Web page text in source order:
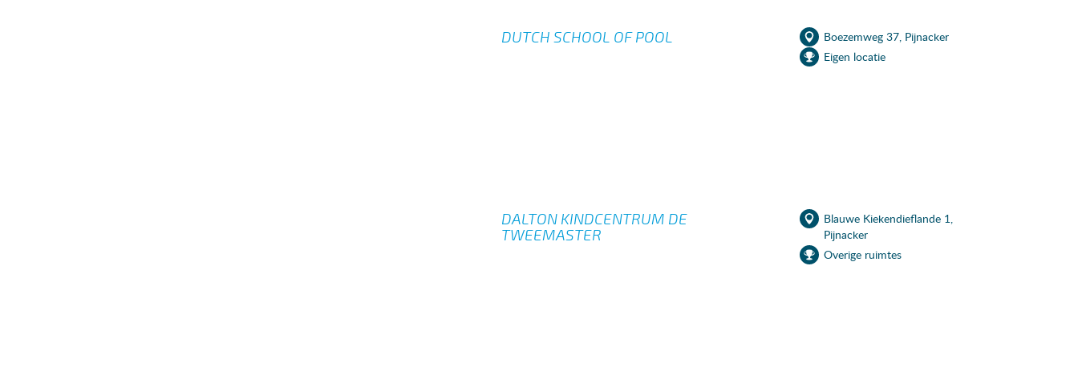
DUTCH SCHOOL OF POOL
Boezemweg 37, Pijnacker
Eigen locatie
DALTON KINDCENTRUM DE
TWEEMASTER
Blauwe Kiekendieflande 1,
Pijnacker
Overige ruimtes